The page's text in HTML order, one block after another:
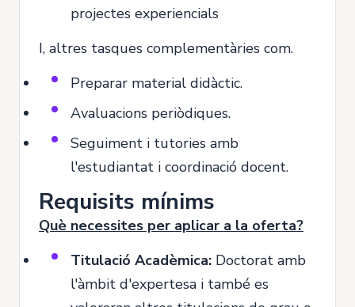
projectes experiencials
I, altres tasques complementàries com.
Preparar material didàctic.
Avaluacions periòdiques.
Seguiment i tutories amb
l'estudiantat i coordinació docent.
Requisits mínims
Què necessites per aplicar a la oferta?
Titulació Acadèmica: Doctorat amb
l'àmbit d'expertesa i també es